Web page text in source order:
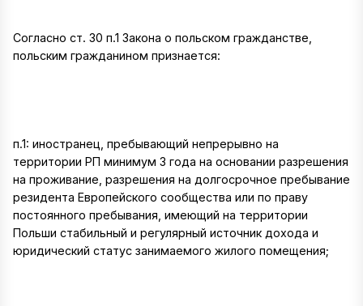
Согласно ст. 30 п.1 Закона о польском гражданстве,
польским гражданином признается:
п.1: иностранец, пребывающий непрерывно на
территории РП минимум 3 года на основании разрешения
на проживание, разрешения на долгосрочное пребывание
резидента Европейского сообщества или по праву
постоянного пребывания, имеющий на территории
Польши стабильный и регулярный источник дохода и
юридический статус занимаемого жилого помещения;